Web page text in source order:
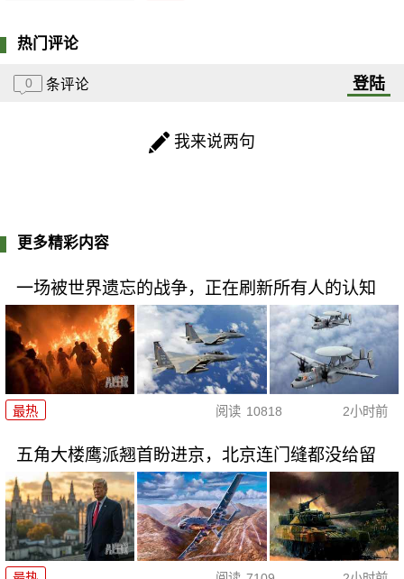
热门评论
0 条评论 登陆
我来说两句
更多精彩内容
一场被世界遗忘的战争，正在刷新所有人的认知
最热 阅读 10818 2小时前
五角大楼鹰派翘首盼进京，北京连门缝都没给留